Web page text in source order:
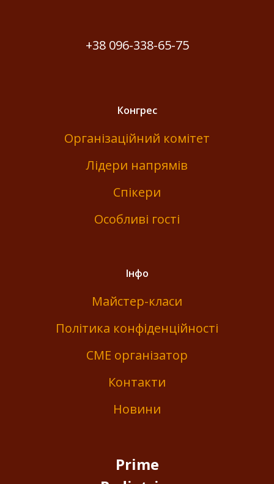
+38 096-338-65-75
Конгрес
Організаційний комітет
Лідери напрямів
Спікери
Особливі гості
Інфо
Майстер-класи
Політика конфіденційності
СМЕ організатор
Контакти
Новини
Prime